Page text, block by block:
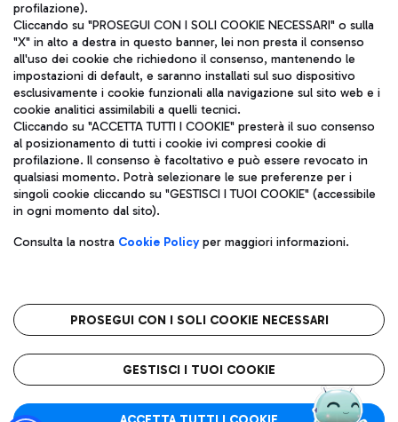
Pizza
Gelateria
Wine Bar & Sparkling
Autobus
Scopri le linee di autobus per raggiungere l'aeroporto
Leonardo Da Vinci.
Raggiungi l’aeroporto senza pensieri con il servizio di taxi a
Ristoranti
Scopri la nostra offerta per una pausa gustosa in aeroporto
Mappa Aeroporto Fiumicino
Aeroporti di Roma S.p.A. - Società soggetta a direzione e
coordinamento di Mundys S.p.A.
Codice fiscale e Registro delle Imprese di Roma 13032990155 P.
IVA 06572251004
Capitale sociale 62.224.743,00 int. vers.
Sede legale: Via Pier Paolo Racchetti 1 - 00054 Fiumicino (RM)
telefono +39 06 65951
Privacy policy
Note legali
Roma FCO
L'aeroporto stellato
profilazione).
Cliccando su "PROSEGUI CON I SOLI COOKIE NECESSARI" o sulla
"X" in alto a destra in questo banner, lei non presta il consenso
all'uso dei cookie che richiedono il consenso, mantenendo le
impostazioni di default, e saranno installati sul suo dispositivo
esclusivamente i cookie funzionali alla navigazione sul sito web e i
cookie analitici assimilabili a quelli tecnici.
Cliccando su "ACCETTA TUTTI I COOKIE" presterà il suo consenso
al posizionamento di tutti i cookie ivi compresi cookie di
profilazione. Il consenso è facoltativo e può essere revocato in
qualsiasi momento. Potrà selezionare le sue preferenze per i
singoli cookie cliccando su "GESTISCI I TUOI COOKIE" (accessibile
in ogni momento dal sito).
Consulta la nostra Cookie Policyper maggiori informazioni.
PROSEGUI CON I SOLI COOKIE NECESSARI
GESTISCI I TUOI COOKIE